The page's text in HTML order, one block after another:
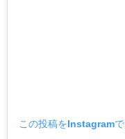
この投稿をInstagramで